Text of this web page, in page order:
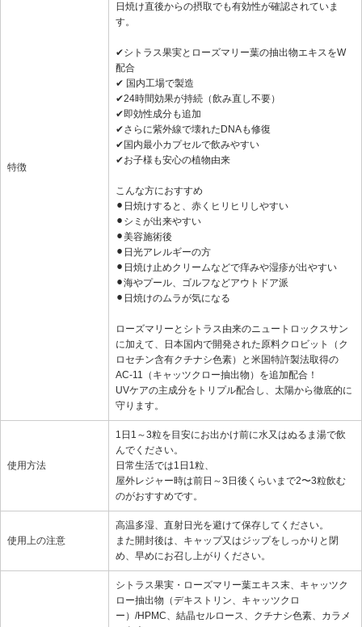
特徴
日焼け直後からの摂取でも有効性が確認されていま
す。
✔︎シトラス果実とローズマリー葉の抽出物エキスをW
配合
✔︎ 国内工場で製造
✔︎24時間効果が持続（飲み直し不要）
✔︎即効性成分も追加
✔︎さらに紫外線で壊れたDNAも修復
✔︎国内最小カプセルで飲みやすい
✔︎お子様も安心の植物由来
こんな方におすすめ
⚫︎日焼けすると、赤くヒリヒリしやすい
⚫︎シミが出来やすい
⚫︎美容施術後
⚫︎日光アレルギーの方
⚫︎日焼け止めクリームなどで痒みや湿疹が出やすい
⚫︎海やプール、ゴルフなどアウトドア派
⚫︎日焼けのムラが気になる
ローズマリーとシトラス由来のニュートロックスサン
に加えて、日本国内で開発された原料クロビット（ク
ロセチン含有クチナシ色素）と米国特許製法取得の
AC-11（キャッツクロー抽出物）を追加配合！
UVケアの主成分をトリプル配合し、太陽から徹底的に
守ります。
使用方法
1日1～3粒を目安にお出かけ前に水又はぬるま湯で飲
んでください。
日常生活では1日1粒、
屋外レジャー時は前日～3日後くらいまで2〜3粒飲む
のがおすすめです。
使用上の注意
高温多湿、直射日光を避けて保存してください。
また開封後は、キャップ又はジップをしっかりと閉
め、早めにお召し上がりください。
シトラス果実・ローズマリー葉エキス末、キャッツク
ロー抽出物（デキストリン、キャッツクロ
ー）/HPMC、結晶セルロース、クチナシ色素、カラメ